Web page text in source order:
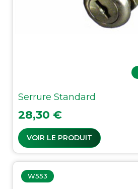
Serrure Standard
Prix
28,30 €
VOIR LE PRODUIT
W553